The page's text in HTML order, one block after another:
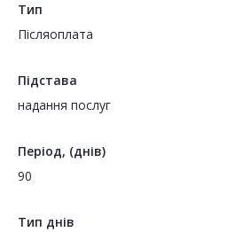
Тип
Пiсляоплата
Підстава
надання послуг
Період, (днів)
90
Тип днів